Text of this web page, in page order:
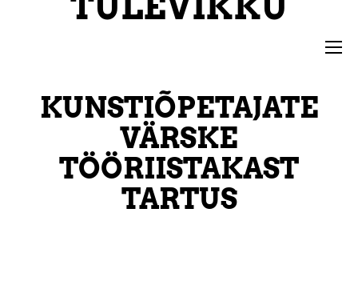
KUNSTIÕPETAJATE
VÄRSKE
TÖÖRIISTAKAST
TARTUS